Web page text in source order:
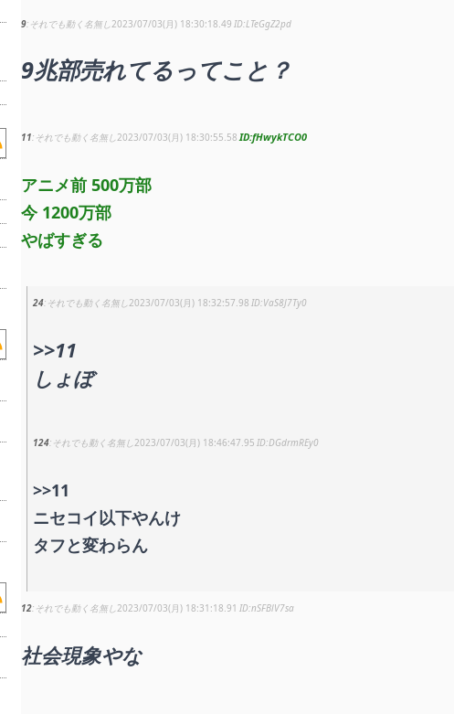
9 それでも動く名無し 2023/07/03(月) 18:30:18.49 LTeGgZ2pd
9兆部売れてるってこと？
11 それでも動く名無し 2023/07/03(月) 18:30:55.58 fHwykTCO0
アニメ前 500万部
今 1200万部
やばすぎる
24 それでも動く名無し 2023/07/03(月) 18:32:57.98 VaS8J7Ty0
>>11
しょぼ
124 それでも動く名無し 2023/07/03(月) 18:46:47.95 DGdrmREy0
>>11
ニセコイ以下やんけ
タフと変わらん
12 それでも動く名無し 2023/07/03(月) 18:31:18.91 nSFBlV7sa
社会現象やな